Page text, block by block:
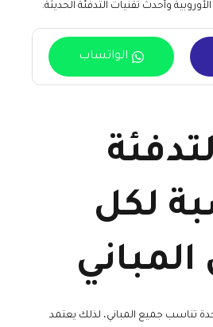
وأحدث تقنيات التدفئة الحديثة.
الواتساب
لكل
تناسب جميع المباني، لذلك يعتمد